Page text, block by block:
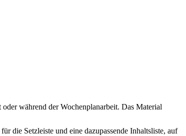
während der Wochenplanarbeit. Das Material
die Setzleiste und eine dazupassende Inhaltsliste, auf